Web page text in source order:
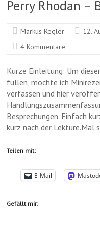
e
a
m
Perry Rhodan –
Markus Regler 12.
4 Kommentare
Kurze Einleitung: Um
füllen, möchte ich
verfassen und hier
Besprechungen. Einfach
kurz nach der Lektüre.Mal
Teilen mit:
E-Mail
Gefällt mir: